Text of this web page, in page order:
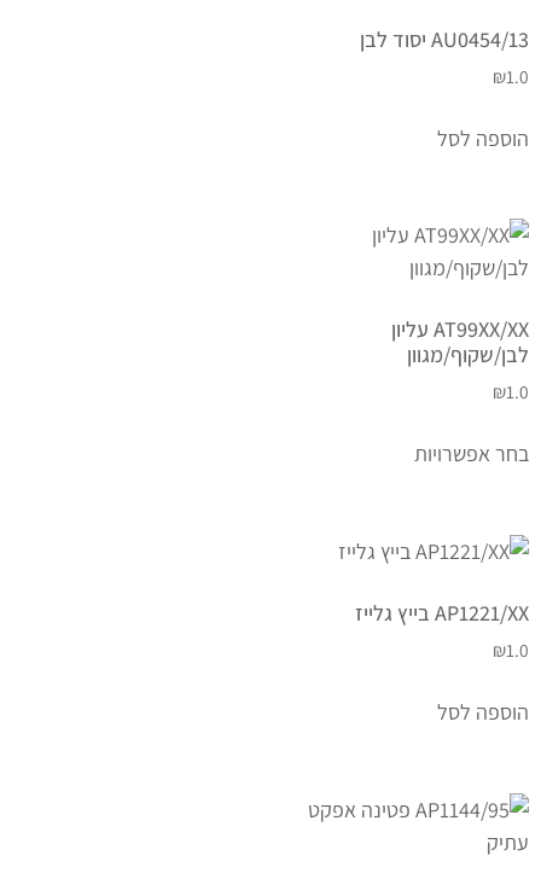
AU0454/13 יסוד לבן
₪1.0
הוספה לסל
AT99XX/XX עליון
לבן/שקוף/מגוון
₪1.0
בחר אפשרויות
AP1221/XX בייץ גלייז
₪1.0
הוספה לסל